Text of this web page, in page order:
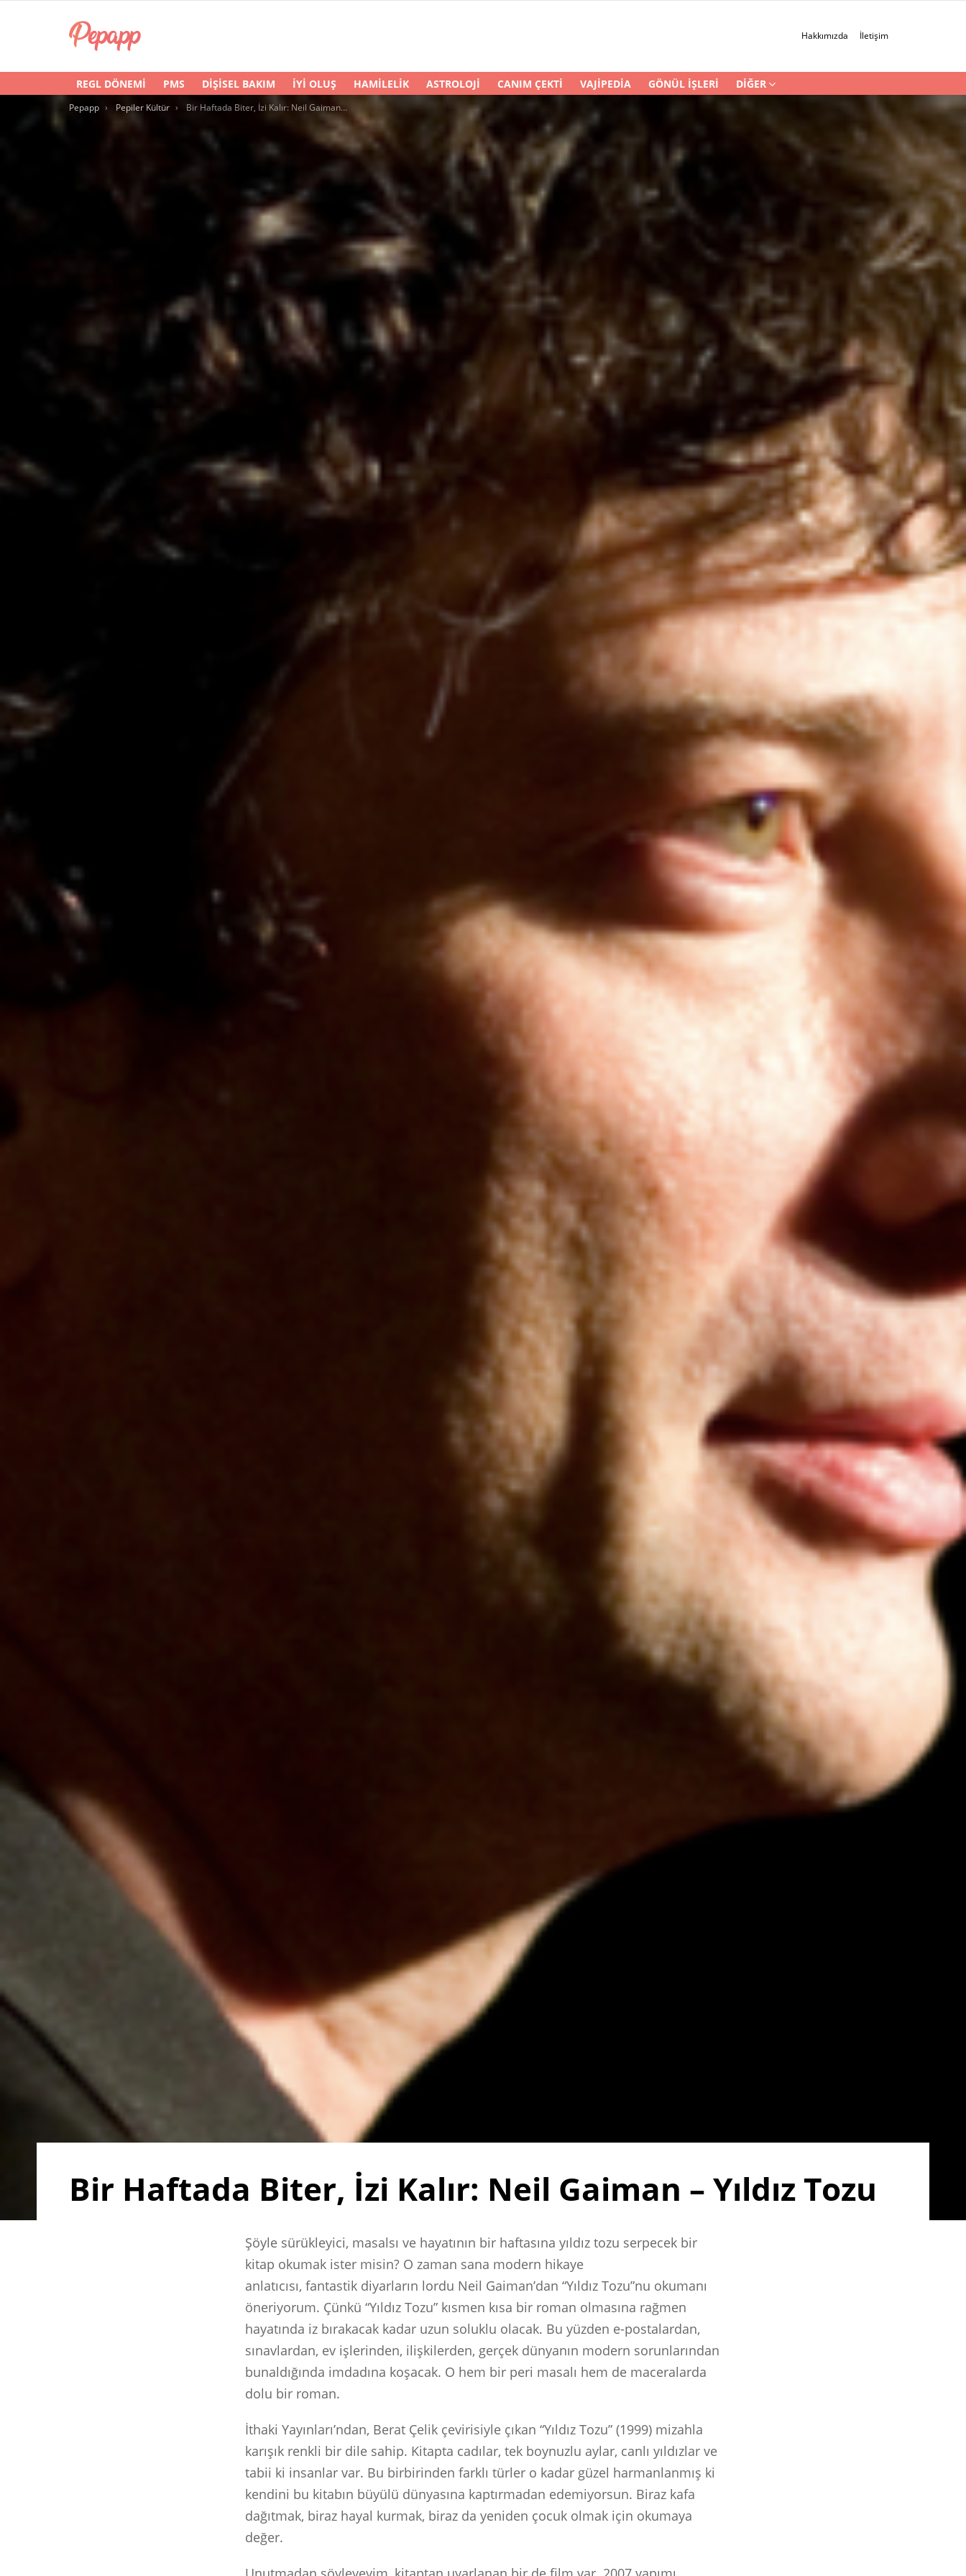
Hakkımızda İletişim
REGL DÖNEMI PMS DIŞISEL BAKIM İYI OLUŞ HAMILELIK ASTROLOJI CANIM ÇEKTI VAJIPEDIA GÖNÜL İŞLERI DIĞER
You are here:
Pepapp Pepiler Kültür Bir Haftada Biter, İzi Kalır: Neil Gaiman – Yıldız Tozu
Bir Haftada Biter, İzi Kalır: Neil Gaiman – Yıldız Tozu
Şöyle sürükleyici, masalsı ve hayatının bir haftasına yıldız tozu serpecek bir
kitap okumak ister misin? O zaman sana modern hikaye
anlatıcısı, fantastik diyarların lordu Neil Gaiman’dan “Yıldız Tozu”nu okumanı
öneriyorum. Çünkü “Yıldız Tozu” kısmen kısa bir roman olmasına rağmen
hayatında iz bırakacak kadar uzun soluklu olacak. Bu yüzden e-postalardan,
sınavlardan, ev işlerinden, ilişkilerden, gerçek dünyanın modern sorunlarından
bunaldığında imdadına koşacak. O hem bir peri masalı hem de maceralarda
dolu bir roman.
İthaki Yayınları’ndan, Berat Çelik çevirisiyle çıkan “Yıldız Tozu” (1999) mizahla
karışık renkli bir dile sahip. Kitapta cadılar, tek boynuzlu aylar, canlı yıldızlar ve
tabii ki insanlar var. Bu birbirinden farklı türler o kadar güzel harmanlanmış ki
kendini bu kitabın büyülü dünyasına kaptırmadan edemiyorsun. Biraz kafa
dağıtmak, biraz hayal kurmak, biraz da yeniden çocuk olmak için okumaya
değer.